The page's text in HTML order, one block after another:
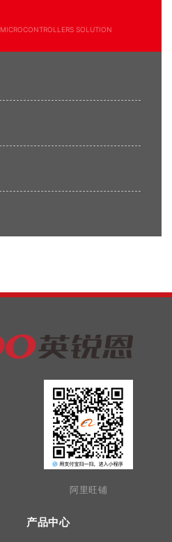
MICROCONTROLLERS SOLUTION
阿里旺铺
产品中心